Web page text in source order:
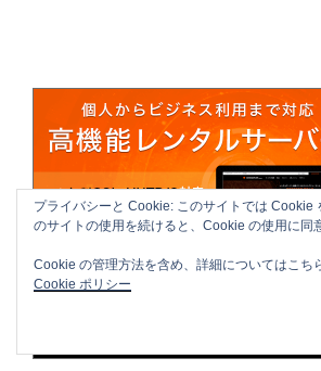
プライバシーと Cookie: このサイトでは Cookie
のサイトの使用を続けると、Cookie の使用に同
Cookie の管理方法を含め、詳細についてはこち
Cookie ポリシー